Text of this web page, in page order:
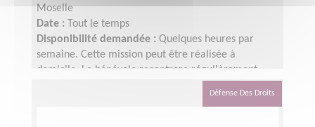
Moselle
Date :
Tout le temps
Disponibilité demandée : Quelques heures par
semaine. Cette mission peut être réalisée à
domicile. Le bénévole recontrera régulièrement
Défense Des Droits